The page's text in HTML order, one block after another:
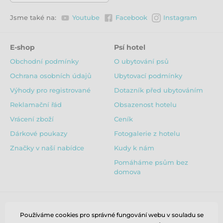
- nastavitelná šířka pasu
- oboustranný zip s ochranou proti dešti a možností
- nastavitelná šířka límce
- snadné oblékání a praktické zapínání na zádech
- reflexní prvky pro větší bezpečnost při nočních
procházkách
- lehce pružný materiál pro neomezenou pohyblivost
psích akčňáků
Materiál:
4% Elastan
Údržba pláštěnky Rukka Protect Overall:
- nepoužívejte aviváž
Jsme také na: Youtube Facebook Instagram
E-shop
Obchodní podmínky
Ochrana osobních údajů
Výhody pro registrované
Reklamační řád
Vrácení zboží
Dárkové poukazy
Značky v naší nabídce
Psí hotel
O ubytování psů
Ubytovací podmínky
Dotazník před ubytováním
Obsazenost hotelu
Ceník
Fotogalerie z hotelu
Kudy k nám
Pomáháme psům bez
domova
Používáme cookies pro správné fungování webu v souladu se